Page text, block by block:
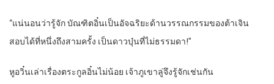
“แน่นอนว่ารู้จัก บัณฑิตอิ๋นเป็นอัจฉริยะด้านวรรณกรรมของต้าเจิน
สอบได้ที่หนึ่งถึงสามครั้ง เป็นดาวบุ๋นที่ไม่ธรรมดา!”
หูอวิ๋นเล่าเรื่องตระกูลอิ๋นไม่น้อย เจ้าภูเขาลู่จึงรู้จักเช่นกัน